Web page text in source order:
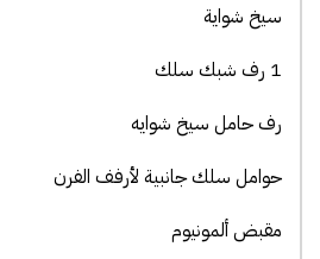
سيخ شواية
1 رف شبك سلك
رف حامل سيخ شوايه
حوامل سلك جانبية لأرفف الفرن
مقبض ألمونيوم